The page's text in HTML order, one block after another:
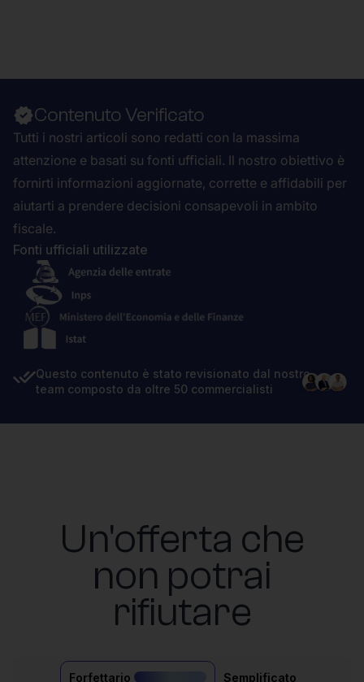
Contenuto Verificato
Tutti i nostri articoli sono redatti con la massima
attenzione e basati su fonti ufficiali. Il nostro obiettivo è
fornirti informazioni aggiornate, corrette e affidabili per
aiutarti a prendere decisioni consapevoli in ambito
fiscale.
Fonti ufficiali utilizzate
Questo contenuto è stato revisionato dal nostro
team composto da oltre 50 commercialisti
Un'offerta che
non potrai
rifiutare
Forfettario Semplificato